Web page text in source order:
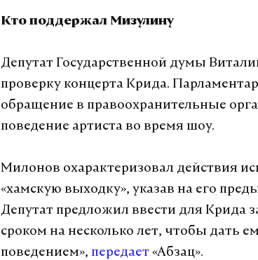
Кто поддержал Мизулину
Депутат Государственной думы
проверку концерта Крида.
обращение в правоохранительные
поведение артиста во время шоу.
Милонов охарактеризовал действия
«хамскую выходку», указав на его
Депутат предложил ввести для Крида
сроком на несколько лет, чтобы дать
поведением», передает «Абзац».